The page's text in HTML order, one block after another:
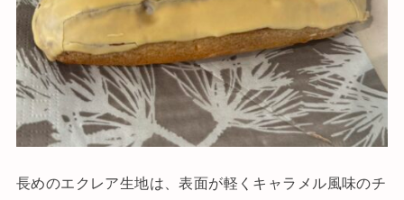
長めのエクレア生地は、表面が軽くキャラメル風味のチ